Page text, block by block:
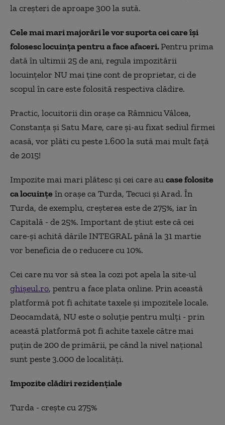
la creşteri de aproape 300 la sută.
Cele mai mari majorări le vor suporta cei care îşi
folosesc locuinţa pentru a face afaceri.Pentru prima
dată în ultimii 25 de ani, regula impozitării
locuinţelor NU mai ţine cont de proprietar, ci de
scopul în care este folosită respectiva clădire.
Practic, locuitorii din oraşe ca Râmnicu Vâlcea,
Constanţa şi Satu Mare, care şi-au fixat sediul firmei
acasă, vor plăti cu peste 1.600 la sută mai mult faţă
de 2015!
Impozite mai mari plătesc şi cei care aucase folosite
ca locuinţeîn oraşe ca Turda, Tecuci şi Arad. În
Turda, de exemplu, creşterea este de 275%, iar în
Capitală - de 25%. Important de ştiut este că cei
care-şi achită dările INTEGRAL până la 31 martie
vor beneficia de o reducere cu 10%.
Cei care nu vor să stea la cozi pot apela la site-ul
ghişeul.ro, pentru a face plata online. Prin această
platformă pot fi achitate taxele şi impozitele locale.
Deocamdată, NU este o soluţie pentru mulţi - prin
această platformă pot fi achite taxele către mai
puţin de 200 de primării, pe când la nivel naţional
sunt peste 3.000 de localităţi.
Impozite clădiri rezidenţiale
Turda - crește cu 275%